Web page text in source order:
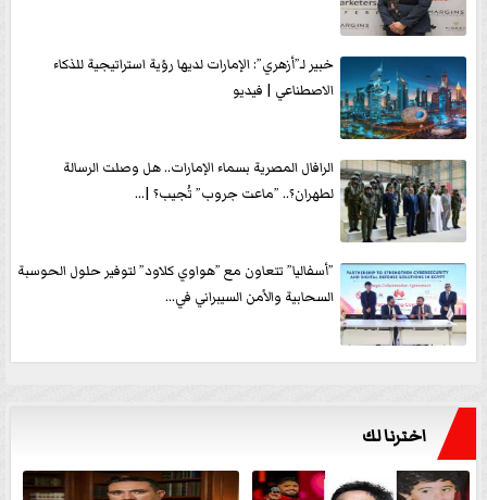
خبير لـ”أزهري”: الإمارات لديها رؤية استراتيجية للذكاء
الاصطناعي | فيديو
الرافال المصرية بسماء الإمارات.. هل وصلت الرسالة
لطهران؟.. ”ماعت جروب” تُجيب؟ |...
”أسفاليا” تتعاون مع ”هواوي كلاود” لتوفير حلول الحوسبة
السحابية والأمن السيبراني في...
اخترنا لك